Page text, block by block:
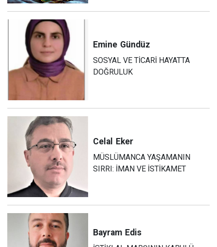
Emine Gündüz
SOSYAL VE TİCARİ HAYATTA
DOĞRULUK
Celal Eker
MÜSLÜMANCA YAŞAMANIN
SIRRI: İMAN VE İSTİKAMET
Bayram Edis